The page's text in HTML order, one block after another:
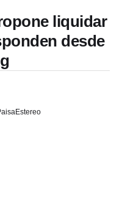
liquidar
desde